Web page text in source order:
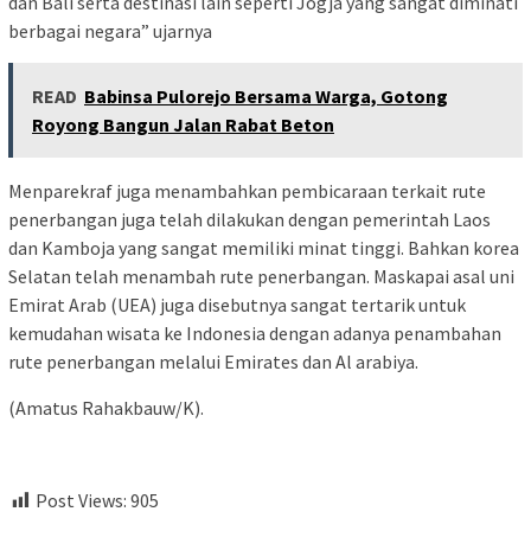
berbagai negara” ujarnya
READ Babinsa Pulorejo Bersama Warga, Gotong
Royong Bangun Jalan Rabat Beton
Menparekraf juga menambahkan pembicaraan terkait rute
penerbangan juga telah dilakukan dengan pemerintah Laos
dan Kamboja yang sangat memiliki minat tinggi. Bahkan korea
Selatan telah menambah rute penerbangan. Maskapai asal uni
Emirat Arab (UEA) juga disebutnya sangat tertarik untuk
kemudahan wisata ke Indonesia dengan adanya penambahan
rute penerbangan melalui Emirates dan Al arabiya.
(Amatus Rahakbauw/K).
Post Views: 905